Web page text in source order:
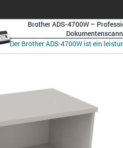
Brother ADS-4700W –
Der Brother ADS-4700W ist ein